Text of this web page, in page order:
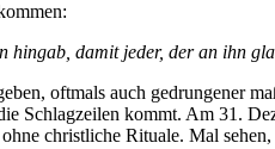
hingab, damit jeder, der an ihn
oftmals auch gedrungener
Schlagzeilen kommt. Am 31.
christliche Rituale. Mal